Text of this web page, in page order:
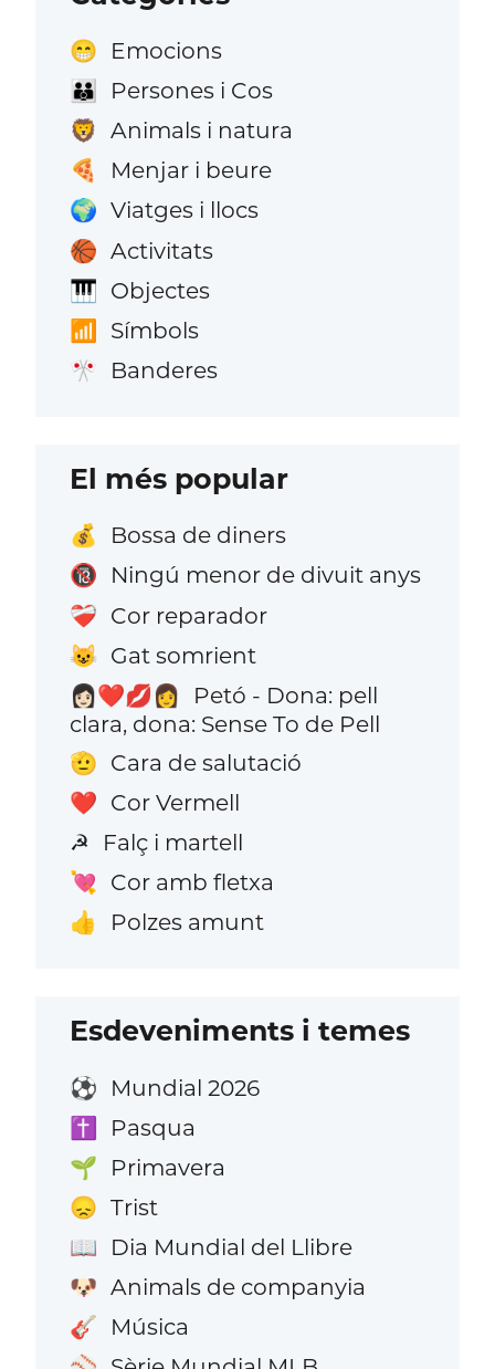
😁 Emocions
👪 Persones i Cos
🦁 Animals i natura
🍕 Menjar i beure
🌍 Viatges i llocs
🏀 Activitats
🎹 Objectes
📶 Símbols
🎌 Banderes
El més popular
💰 Bossa de diners
🔞 Ningú menor de divuit anys
❤️‍🩹 Cor reparador
😺 Gat somrient
👩🏻‍❤️‍💋‍👩
Petó - Dona: pell
clara, dona: Sense To de Pell
🫡 Cara de salutació
❤️ Cor Vermell
☭ Falç i martell
💘 Cor amb fletxa
👍 Polzes amunt
Esdeveniments i temes
⚽ Mundial 2026
✝️ Pasqua
🌱 Primavera
😞 Trist
📖 Dia Mundial del Llibre
🐶 Animals de companyia
🎸 Música